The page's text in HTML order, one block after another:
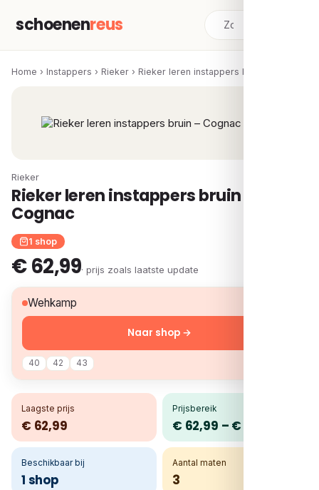
schoenenreus
Home › Instappers › Rieker › Rieker leren instappers bruin – Cognac
Rieker
Rieker leren instappers bruin –
Cognac
1 shop
€ 62,99· prijs zoals laatste update
Wehkamp
40 42 43
Naar shop →
Laagste prijs
€ 62,99
Prijsbereik
€ 62,99 – € 62,99
Beschikbaar bij
1 shop
Aantal maten
3